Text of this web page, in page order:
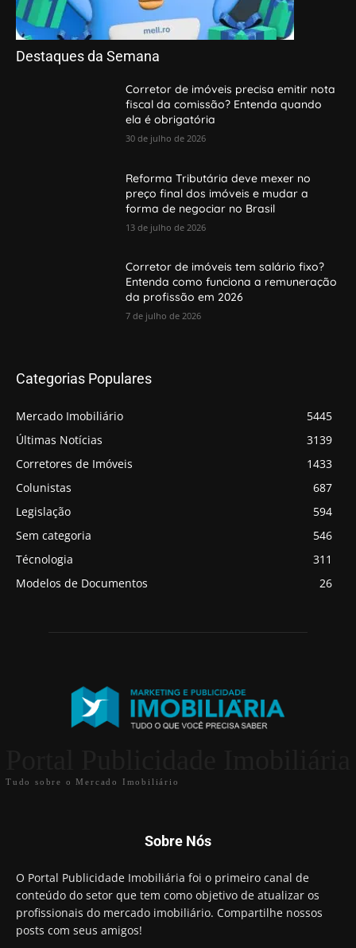
Destaques da Semana
Corretor de imóveis precisa emitir nota
fiscal da comissão? Entenda quando
ela é obrigatória
30 de julho de 2026
Reforma Tributária deve mexer no
preço final dos imóveis e mudar a
forma de negociar no Brasil
13 de julho de 2026
Corretor de imóveis tem salário fixo?
Entenda como funciona a remuneração
da profissão em 2026
7 de julho de 2026
Categorias Populares
Mercado Imobiliário
5445
Últimas Notícias
3139
Corretores de Imóveis
1433
Colunistas
687
Legislação
594
Sem categoria
546
Técnologia
311
Modelos de Documentos
26
Tudo sobre o Mercado Imobiliário
Sobre Nós
O Portal Publicidade Imobiliária foi o primeiro canal de
conteúdo do setor que tem como objetivo de atualizar os
profissionais do mercado imobiliário. Compartilhe nossos
posts com seus amigos!